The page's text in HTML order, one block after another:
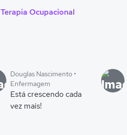
Terapia Ocupacional
Douglas Nascimento •
Enfermagem
Está crescendo cada
vez mais!